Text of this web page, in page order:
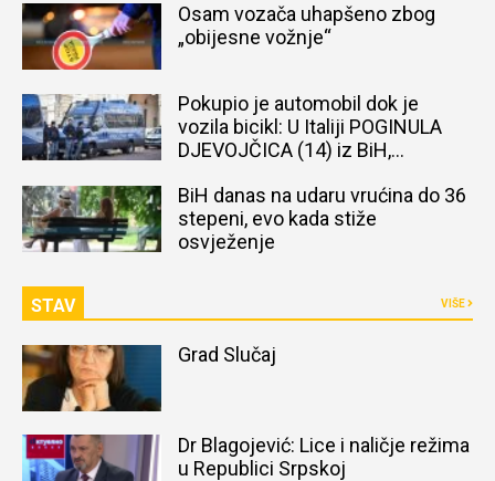
Osam vozača uhapšeno zbog
„obijesne vožnje“
Pokupio je automobil dok je
vozila bicikl: U Italiji POGINULA
DJEVOJČICA (14) iz BiH,
BiH danas na udaru vrućina do 36
stepeni, evo kada stiže
osvježenje
STAV VIŠE
Grad Slučaj
Dr Blagojević: Lice i naličje režima
u Republici Srpskoj